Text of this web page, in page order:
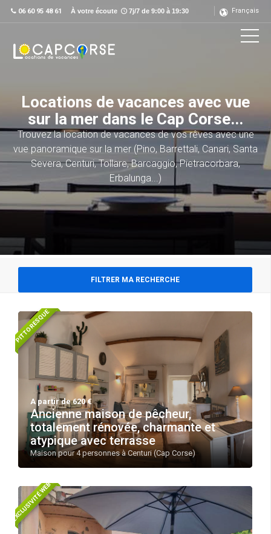
06 60 95 48 61 À votre écoute 7j/7 de 9:00 à 19:30 Français
Locations de vacances avec vue
sur la mer dans le Cap Corse...
Trouvez la location de vacances de vos rêves avec une
vue panoramique sur la mer (Pino, Barrettali, Canari, Santa
Severa, Centuri, Tollare, Barcaggio, Pietracorbara,
Erbalunga...)
FILTRER MA RECHERCHE
PITTORESQUE
A partir de 620 €
Ancienne maison de pêcheur,
totalement rénovée, charmante et
atypique avec terrasse
Maison pour 4 personnes à Centuri (Cap Corse)
EXCLUSIVITÉ WEB !